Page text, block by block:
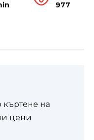
977
къртене на
цени